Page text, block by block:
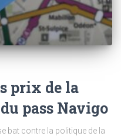
prix de la
pass Navigo
bat contre la politique de la